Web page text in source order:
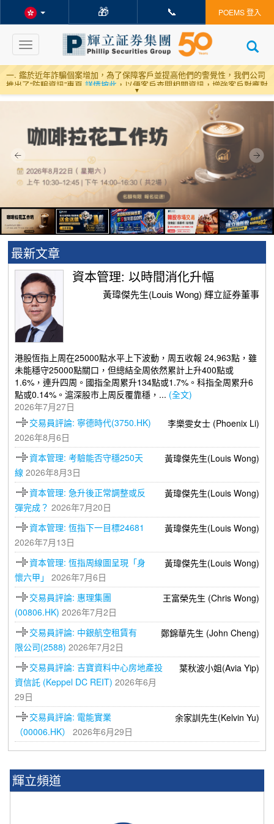
🎁 📞 POEMS 登入
Toggle
navigation
一. 鑑於近年詐騙個案增加，為了保障客戶並提高他們的警覺性，我們公司
推出了“防騙資訊”專頁 詳情按此 ，以便客戶查閱相關資訊，增強客戶對應對
和預防詐騙的認識。
為配合內地政策，內地客戶有機會接聽不了國際和港澳包括本公司之來
電。根據媒體報道，客戶可以透過發送簡訊1219至10086進行確認登記。相
關報道：按此連結
以往通知
▼
最新文章
資本管理: 以時間消化升幅
黃瑋傑先生(Louis Wong) 輝立証券董事
港股恆指上周在25000點水平上下波動，周五收報 24,963點，雖
未能穩守25000點關口，但總結全周依然累計上升400點或
1.6%，連升四周。國指全周累升134點或1.7%。科指全周累升6
點或0.14%。滬深股市上周反覆靠穩，... (全文)
2026年7月27日
李樂雯女士 (Phoenix Li)
交易員評論: 寧德時代(3750.HK)
2026年8月6日
黃瑋傑先生(Louis Wong)
資本管理: 考驗能否守穩250天
線 2026年8月3日
黃瑋傑先生(Louis Wong)
資本管理: 急升後正常調整或反
彈完成？ 2026年7月20日
黃瑋傑先生(Louis Wong)
資本管理: 恆指下一目標24681
2026年7月13日
黃瑋傑先生(Louis Wong)
資本管理: 恆指周線圖呈現「身
懷六甲」
2026年7月6日
王富榮先生 (Chris Wong)
交易員評論: 惠理集團
(00806.HK) 2026年7月2日
鄭錦華先生 (John Cheng)
交易員評論: 中銀航空租賃有
限公司(2588) 2026年7月2日
葉秋波小姐(Avia Yip)
交易員評論: 吉寶資料中心房地產投
資信託 (Keppel DC REIT) 2026年6月
29日
余家訓先生(Kelvin Yu)
交易員評論: 電能實業
（00006.HK）
2026年6月29日
輝立頻道